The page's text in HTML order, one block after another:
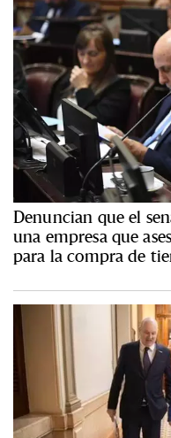
Denuncian que el
una empresa que
para la compra de